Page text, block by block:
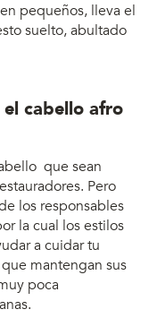
cabello afro
que sean
Pero
los responsables
la cual los estilos
a cuidar tu
mantengan sus
poca